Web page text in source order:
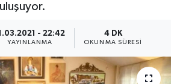
- 22:42
YAYINLANMA
4 DK
OKUNMA SÜRESI